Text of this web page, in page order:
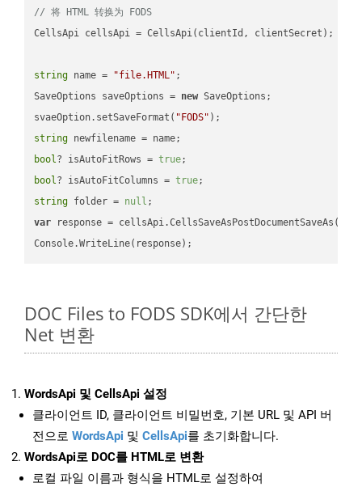
// 将 HTML 转换为 FODS
CellsApi cellsApi = CellsApi(clientId, clientSecret);
string name = "file.HTML" ;
SaveOptions saveOptions = new SaveOptions;
svaeOption.setSaveFormat( "FODS"
string
bool? isAutoFitRows = true
bool? isAutoFitColumns = true
string folder = null
var response =
DOC Files to FODS SDK에서 간단한
Net 변환
WordsApi 및 CellsApi 설정
클라이언트 ID, 클라이언트 비밀번호, 기본 URL 및 API 버
전으로 WordsApi 및 CellsApi를 초기화합니다.
WordsApi로 DOC를 HTML로 변환
로컬 파일 이름과 형식을 HTML로 설정하여